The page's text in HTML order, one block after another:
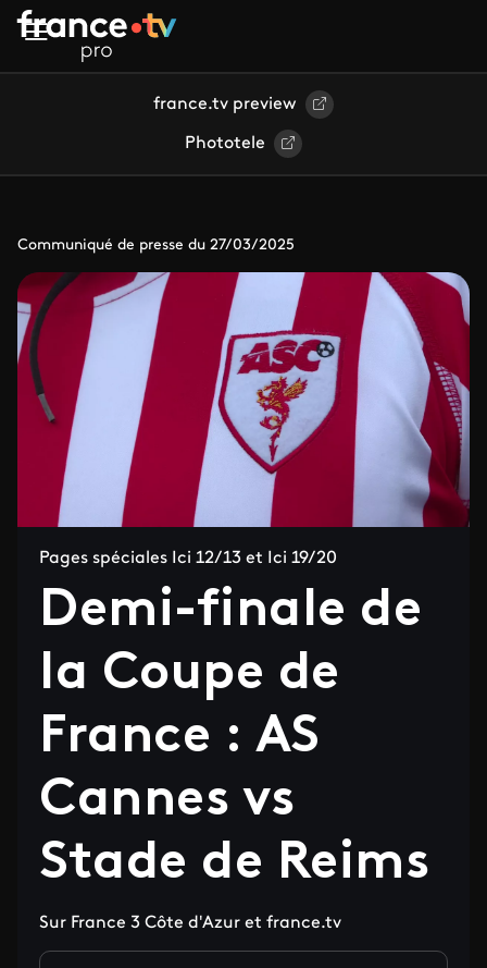
Aller au contenu principal
france.tv preview
Phototele
Communiqué de presse du 27/03/2025
Pages spéciales Ici 12/13 et Ici 19/20
Demi-finale de
la Coupe de
France : AS
Cannes vs
Stade de Reims
Sur France 3 Côte d'Azur et france.tv